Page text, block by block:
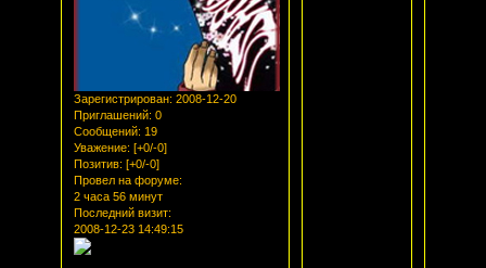
Зарегистрирован: 2008-12-20
Приглашений: 0
Сообщений: 19
Уважение: [+0/-0]
Позитив: [+0/-0]
Провел на форуме:
2 часа 56 минут
Последний визит:
2008-12-23 14:49:15